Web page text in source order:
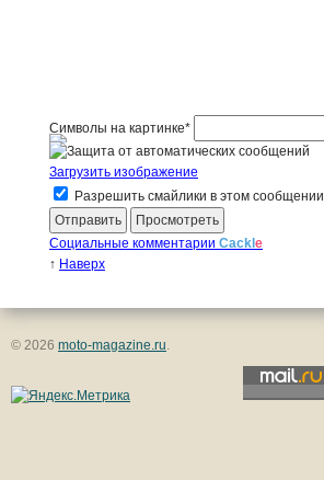
Символы на картинке*
Загрузить изображение
Разрешить смайлики в этом сообщении
Социальные комментарии Cackle
↑ Наверх
© 2026 moto-magazine.ru